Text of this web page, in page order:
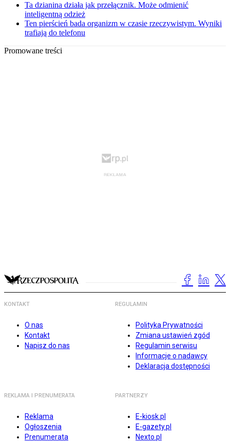
Ta dzianina działa jak przełącznik. Może odmienić
inteligentną odzież
Ten pierścień bada organizm w czasie rzeczywistym. Wyniki
trafiają do telefonu
Promowane treści
KONTAKT
O nas
Kontakt
Napisz do nas
REGULAMIN
Polityka Prywatności
Zmiana ustawień zgód
Regulamin serwisu
Informacje o nadawcy
Deklaracja dostępności
REKLAMA I PRENUMERATA
Reklama
Ogłoszenia
Prenumerata
PARTNERZY
E-kiosk.pl
E-gazety.pl
Nexto.pl